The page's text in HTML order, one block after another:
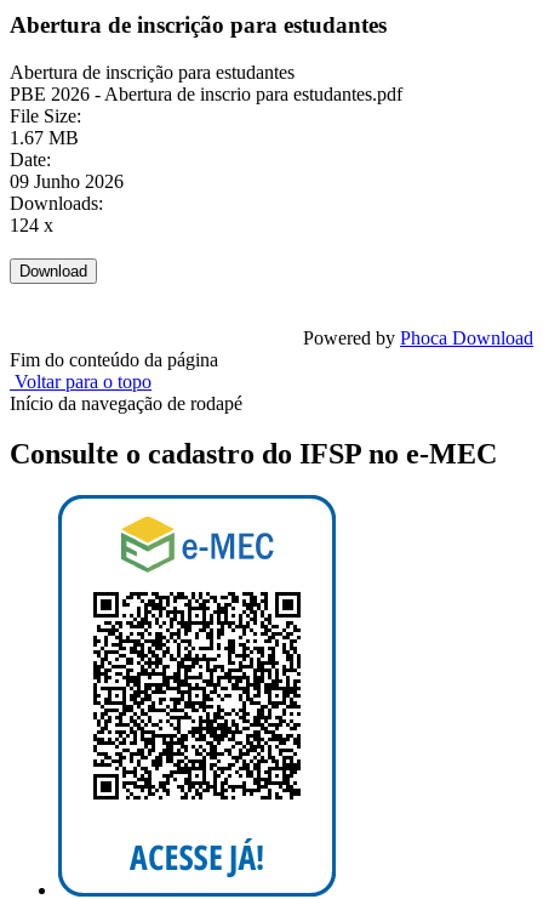
Abertura de inscrição para estudantes
Abertura de inscrição para estudantes
PBE 2026 - Abertura de inscrio para estudantes.pdf
File Size:
1.67 MB
Date:
09 Junho 2026
Downloads:
124 x
Powered by Phoca Download
Fim do conteúdo da página
Voltar para o topo
Início da navegação de rodapé
Consulte o cadastro do IFSP no e-MEC